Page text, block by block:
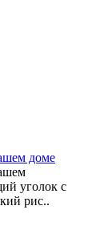
доме
уголок с
рис..